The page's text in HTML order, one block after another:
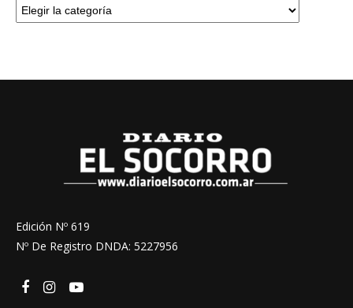
Edición Nº 619
Nº De Registro DNDA: 5227956